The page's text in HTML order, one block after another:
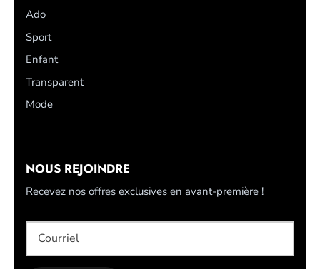
Ado
Sport
Enfant
Transparent
Mode
NOUS REJOINDRE
Recevez nos offres exclusives en avant-première !